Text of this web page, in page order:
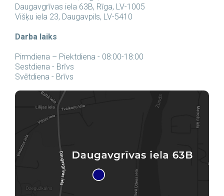
Daugavgrīvas iela 63B, Rīga, LV-1005
Višķu iela 23, Daugavpils, LV-5410
Darba laiks
Pirmdiena – Piektdiena - 08:00-18:00
Sestdiena - Brīvs
Svētdiena - Brīvs